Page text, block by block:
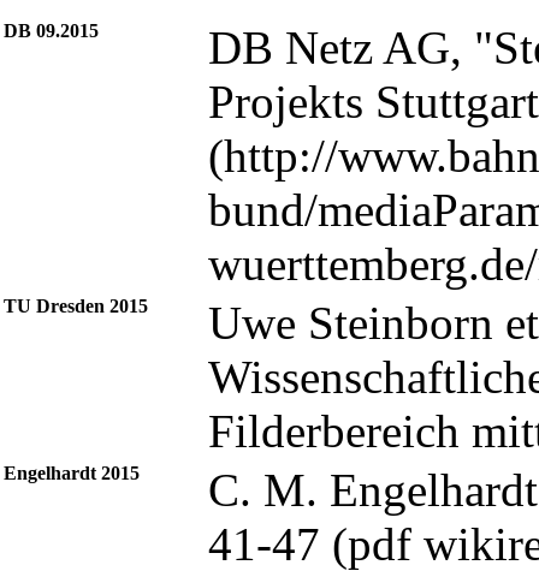
DB 09.2015
DB Netz AG,
Projekts
TU Dresden 2015
Uwe Steinborn
Filderbereich
Engelhardt 2015
C. M.
41-47 (pdf